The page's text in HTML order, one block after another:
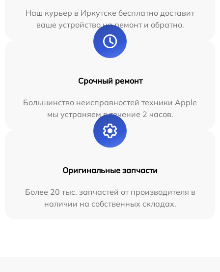
Наш курьер в Иркутске бесплатно доставит
ваше устройство на ремонт и обратно.
Срочный ремонт
Большинство неисправностей техники Apple
мы устраняем в течение 2 часов.
Оригинальные запчасти
Более 20 тыс. запчастей от производителя в
наличии на собственных складах.